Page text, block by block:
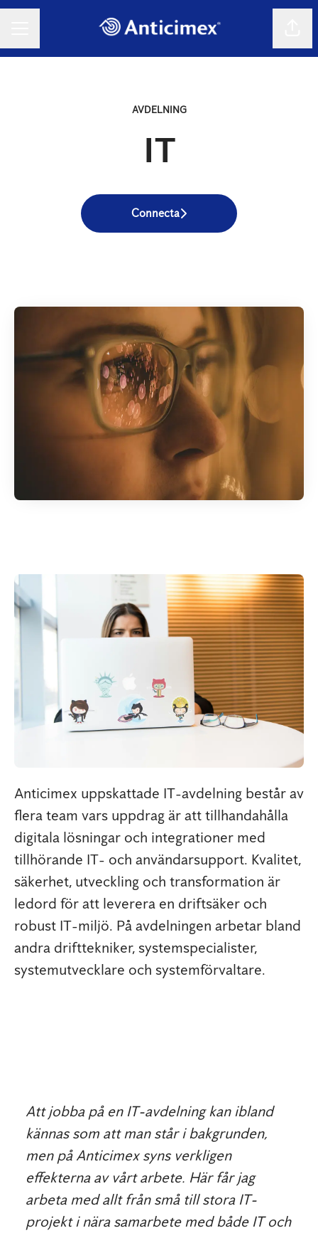
AVDELNING
IT
Connecta
Anticimex uppskattade IT-avdelning består av
flera team vars uppdrag är att tillhandahålla
digitala lösningar och integrationer med
tillhörande IT- och användarsupport. Kvalitet,
säkerhet, utveckling och transformation är
ledord för att leverera en driftsäker och
robust IT-miljö. På avdelningen arbetar bland
andra drifttekniker, systemspecialister,
systemutvecklare och systemförvaltare.
Att jobba på en IT-avdelning kan ibland
kännas som att man står i bakgrunden,
men på Anticimex syns verkligen
effekterna av vårt arbete. Här får jag
arbeta med allt från små till stora IT-
projekt i nära samarbete med både IT och